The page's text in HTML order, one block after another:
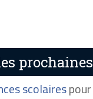
scolaires